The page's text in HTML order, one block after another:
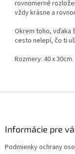
rovnomerné
vždy krásne a
Okrem toho, vďaka
cesto nelepí, čo ti
Rozmery: 40 x 30cm.
Informácie pre
Podmienky ochrany